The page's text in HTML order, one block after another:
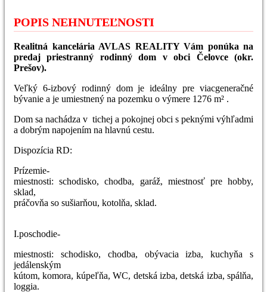
POPIS NEHNUTEĽNOSTI
Realitná kancelária AVLAS REALITY Vám ponúka na
predaj priestranný rodinný dom v obci Čelovce (okr.
Prešov).
Veľký 6-izbový rodinný dom je ideálny pre viacgeneračné
bývanie a je umiestnený na pozemku o výmere 1276 m² .
Dom sa nachádza v tichej a pokojnej obci s peknými výhľadmi
a dobrým napojením na hlavnú cestu.
Dispozícia RD:
Prízemie-
miestnosti: schodisko, chodba, garáž, miestnosť pre hobby,
sklad,
práčovňa so sušiarňou, kotolňa, sklad.
I.poschodie-
miestnosti: schodisko, chodba, obývacia izba, kuchyňa s
jedálenským
kútom, komora, kúpeľňa, WC, detská izba, detská izba, spálňa,
loggia.